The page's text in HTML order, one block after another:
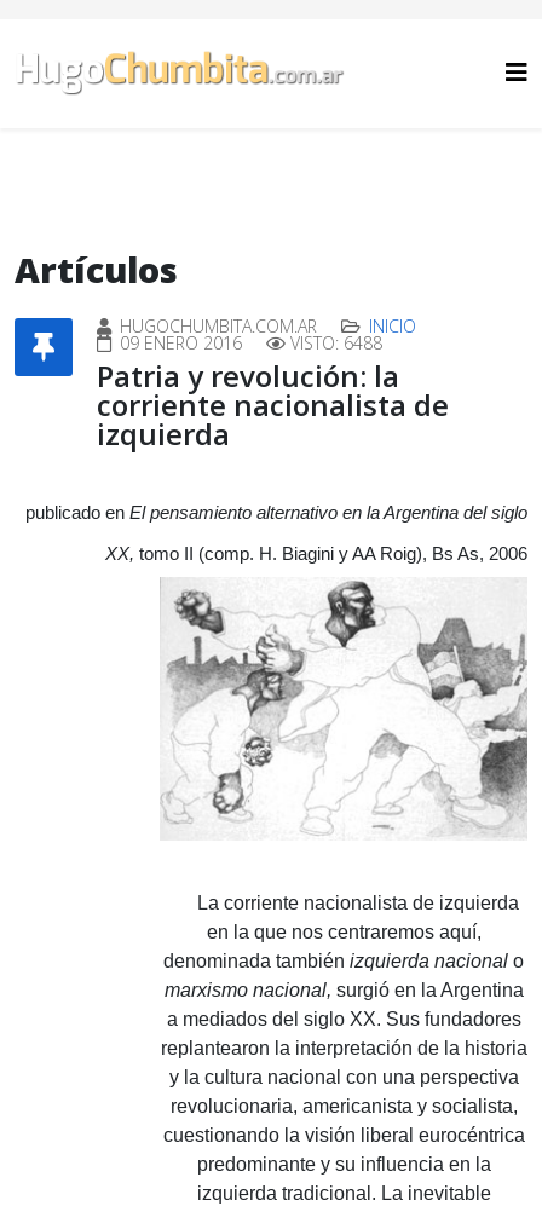
Artículos
HUGOCHUMBITA.COM.AR INICIO
09 ENERO 2016 VISTO: 6488
Patria y revolución: la
corriente nacionalista de
izquierda
publicado en El pensamiento alternativo en la Argentina del siglo
XX, tomo II (comp. H. Biagini y AA Roig), Bs As, 2006
La corriente nacionalista de izquierda
en la que nos centraremos aquí,
denominada también izquierda nacional o
marxismo nacional, surgió en la Argentina
a mediados del siglo XX. Sus fundadores
replantearon la interpretación de la historia
y la cultura nacional con una perspectiva
revolucionaria, americanista y socialista,
cuestionando la visión liberal eurocéntrica
predominante y su influencia en la
izquierda tradicional. La inevitable